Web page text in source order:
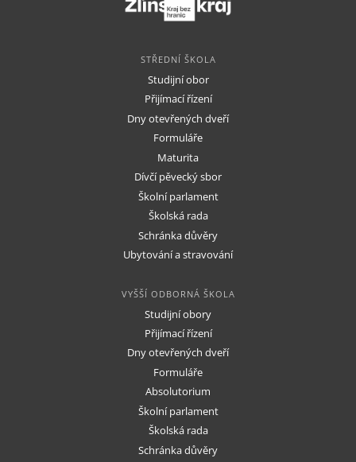
VYŠŠÍ ODBORNÁ ŠKOLA
O škole
Dokumenty
Kontakty
STŘEDNÍ ŠKOLA
Studijní obor
Přijímací řízení
Dny otevřených dveří
Formuláře
Maturita
Dívčí pěvecký sbor
Školní parlament
Školská rada
Schránka důvěry
Ubytování a stravování
VYŠŠÍ ODBORNÁ ŠKOLA
Studijní obory
Přijímací řízení
Dny otevřených dveří
Formuláře
Absolutorium
Školní parlament
Školská rada
Schránka důvěry